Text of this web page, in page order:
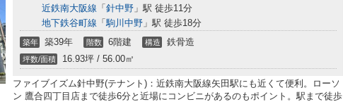
近鉄南大阪線 「 針中野 」駅 徒歩11分
地下鉄谷町線 「駒川中野 」駅 徒歩18分
築年 築39年 階数 6階建 構造 鉄骨造
坪数/面積 16.93坪 / 56.00㎡
ファイブイズム針中野(テナント)：近鉄南大阪線矢田駅にも近くて便利。ローソ
ン 鷹合四丁目店まで徒歩6分と近場にコンビニがあるのもポイント。駅まで徒歩